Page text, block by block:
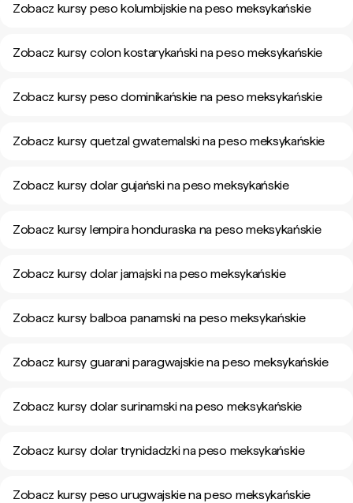
Zobacz kursy peso kolumbijskie na peso meksykańskie
Zobacz kursy colon kostarykański na peso meksykańskie
Zobacz kursy peso dominikańskie na peso meksykańskie
Zobacz kursy quetzal gwatemalski na peso meksykańskie
Zobacz kursy dolar gujański na peso meksykańskie
Zobacz kursy lempira honduraska na peso meksykańskie
Zobacz kursy dolar jamajski na peso meksykańskie
Zobacz kursy balboa panamski na peso meksykańskie
Zobacz kursy guarani paragwajskie na peso meksykańskie
Zobacz kursy dolar surinamski na peso meksykańskie
Zobacz kursy dolar trynidadzki na peso meksykańskie
Zobacz kursy peso urugwajskie na peso meksykańskie